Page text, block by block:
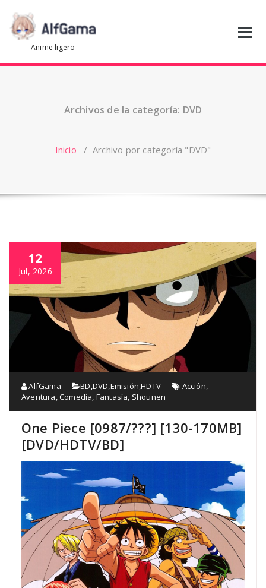
contenido
Anime ligero
Archivos de la categoría: DVD
Inicio / Archivo por categoría "DVD"
12
Jul, 2026
AlfGama BD,DVD,Emisión,HDTV Acción,
Aventura,Comedia, Fantasía, Shounen
One Piece [0987/???] [130-170MB]
[DVD/HDTV/BD]